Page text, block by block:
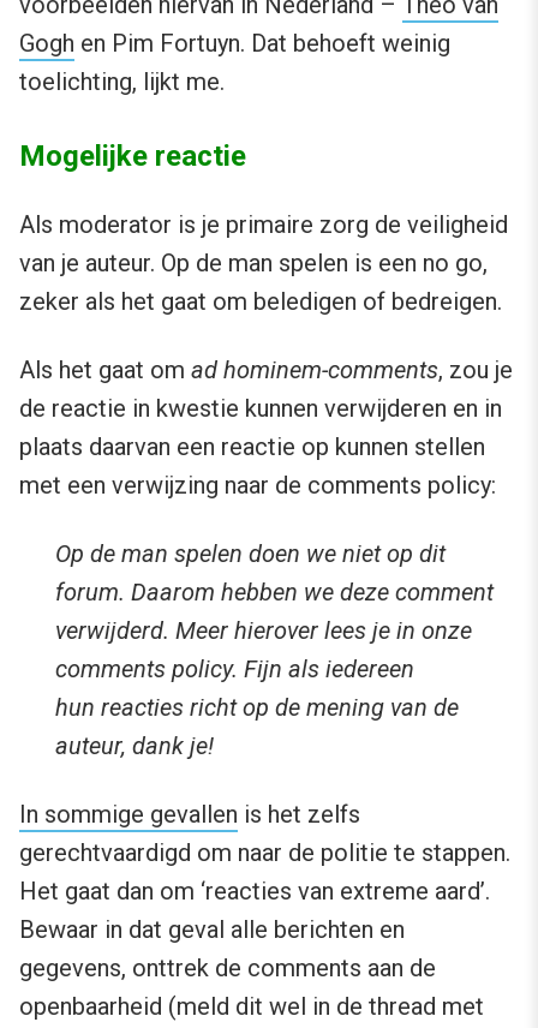
Gogh en Pim Fortuyn. Dat behoeft weinig
toelichting, lijkt me.
Mogelijke reactie
Als moderator is je primaire zorg de veiligheid
van je auteur. Op de man spelen is een no go,
zeker als het gaat om beledigen of bedreigen.
Als het gaat om ad hominem-comments, zou je
de reactie in kwestie kunnen verwijderen en in
plaats daarvan een reactie op kunnen stellen
met een verwijzing naar de comments policy:
Op de man spelen doen we niet op dit
forum. Daarom hebben we deze comment
verwijderd. Meer hierover lees je in onze
comments policy. Fijn als iedereen
hun reacties richt op de mening van de
auteur, dank je!
In sommige gevallen is het zelfs
gerechtvaardigd om naar de politie te stappen.
Het gaat dan om ‘reacties van extreme aard’.
Bewaar in dat geval alle berichten en
gegevens, onttrek de comments aan de
openbaarheid (meld dit wel in de thread met